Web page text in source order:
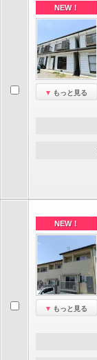
NEW！
もっと見る
NEW！
もっと見る